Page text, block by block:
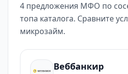
4 предложения МФО по
топа каталога. Сравните
микрозайм.
Веббанкир